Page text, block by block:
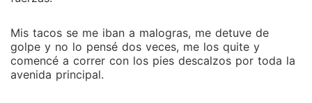
Costa viene de dos mundos totalmente diferentes.
siempre lo escucha pelear por teléfono con su hijo,
ella se pregunta quién es él... ¿ Qué pasará el día en
que ellos se encuentren?
Mis tacos se me iban a malogras, me detuve de
golpe y no lo pensé dos veces, me los quite y
comencé a correr con los pies descalzos por toda la
avenida principal.